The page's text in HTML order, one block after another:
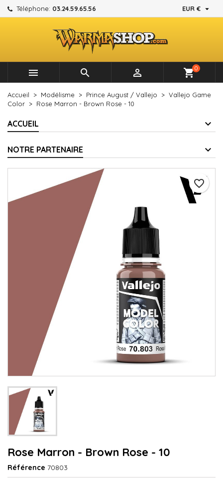
Téléphone: 03.24.59.65.56 EUR € 
   shopping_cart0
Accueil Modélisme Prince August / Vallejo
Vallejo Game
Color
Rose Marron - Brown Rose - 10
ACCUEIL
NOTRE PARTENAIRE
Rose Marron - Brown Rose - 10
Référence 70803
favorite_border
Mes listes d'envies ×
Créer une nouvelle liste
Créer une liste d'envies ×
Nom de la liste d'envies
Annuler Créer une liste d'envies
Connexion ×
Vous devez être connecté pour ajouter des produits à
votre liste d'envies.